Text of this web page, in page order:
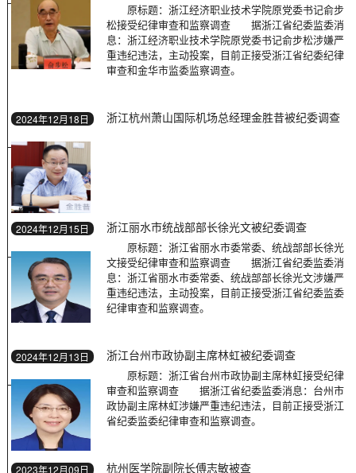
原标题：浙江经济职业技术学院原党委书记俞步
松接受纪律审查和监察调查 据浙江省纪委监委消
息：浙江经济职业技术学院原党委书记俞步松涉嫌严
重违纪违法，主动投案，目前正接受浙江省纪委纪律
审查和金华市监委监察调查。
2024年12月18日 浙江杭州萧山国际机场总经理金胜昔被纪委调查
2024年12月15日 浙江丽水市统战部部长徐光文被纪委调查
原标题：浙江省丽水市委常委、统战部部长徐光
文接受纪律审查和监察调查 据浙江省纪委监委消
息：浙江省丽水市委常委、统战部部长徐光文涉嫌严
重违纪违法，主动投案，目前正接受浙江省纪委监委
纪律审查和监察调查。
2024年12月13日 浙江台州市政协副主席林虹被纪委调查
原标题：浙江省台州市政协副主席林虹接受纪律
审查和监察调查 据浙江省纪委监委消息：台州市
政协副主席林虹涉嫌严重违纪违法，目前正接受浙江
省纪委监委纪律审查和监察调查。
2023年12月09日 杭州医学院副院长傅志敏被查